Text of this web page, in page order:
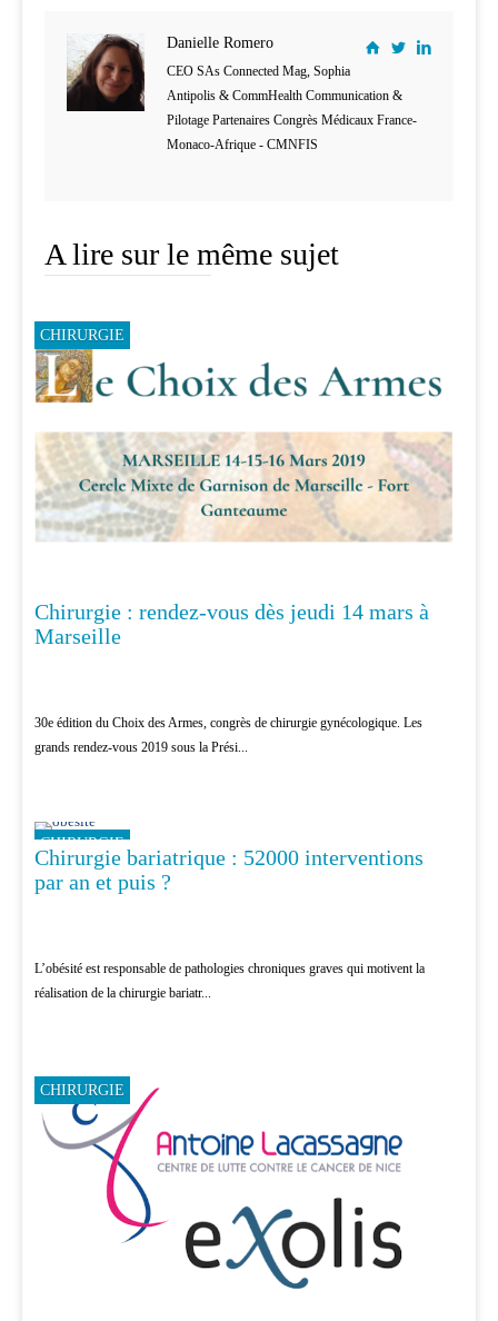
Danielle Romero
CEO SAs Connected Mag, Sophia
Antipolis & CommHealth Communication &
Pilotage Partenaires Congrès Médicaux France-
Monaco-Afrique - CMNFIS
A lire sur le même sujet
CHIRURGIE
Chirurgie : rendez-vous dès jeudi 14 mars à
Marseille
30e édition du Choix des Armes, congrès de chirurgie gynécologique. Les
grands rendez-vous 2019 sous la Prési...
CHIRURGIE
Chirurgie bariatrique : 52000 interventions
par an et puis ?
L’obésité est responsable de pathologies chroniques graves qui motivent la
réalisation de la chirurgie bariatr...
CHIRURGIE